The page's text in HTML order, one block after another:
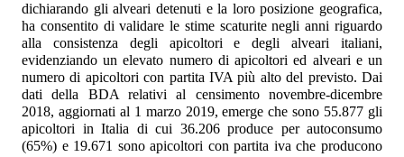
dichiarando gli alveari detenuti e la loro posizione geografica,
ha consentito di validare le stime scaturite negli anni riguardo
alla consistenza degli apicoltori e degli alveari italiani,
evidenziando un elevato numero di apicoltori ed alveari e un
numero di apicoltori con partita IVA più alto del previsto. Dai
dati della BDA relativi al censimento novembre-dicembre
2018, aggiornati al 1 marzo 2019, emerge che sono 55.877 gli
apicoltori in Italia di cui 36.206 produce per autoconsumo
(65%) e 19.671 sono apicoltori con partita iva che producono